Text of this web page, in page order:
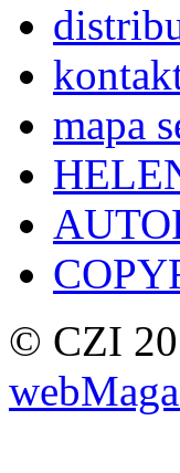
mapa
© CZI